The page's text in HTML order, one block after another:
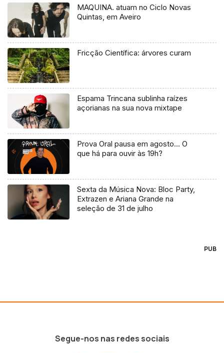
MAQUINA. atuam no Ciclo Novas
Quintas, em Aveiro
Fricção Científica: árvores curam
Espama Trincana sublinha raízes
açorianas na sua nova mixtape
Prova Oral pausa em agosto… O
que há para ouvir às 19h?
Sexta da Música Nova: Bloc Party,
Extrazen e Ariana Grande na
seleção de 31 de julho
PUB
Segue-nos nas redes sociais